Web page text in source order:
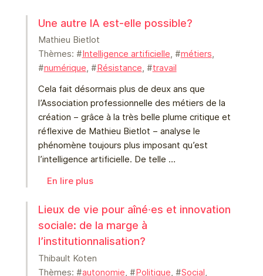
Une autre IA est-elle possible?
Mathieu Bietlot
Thèmes: #Intelligence artificielle, #métiers,
#numérique, #Résistance, #travail
Cela fait désormais plus de deux ans que
l’Association professionnelle des métiers de la
création – grâce à la très belle plume critique et
réflexive de Mathieu Bietlot – analyse le
phénomène toujours plus imposant qu’est
l’intelligence artificielle. De telle …
En lire plus
Lieux de vie pour aîné⸱es et innovation
sociale: de la marge à
l’institutionnalisation?
Thibault Koten
Thèmes: #autonomie, #Politique, #Social,